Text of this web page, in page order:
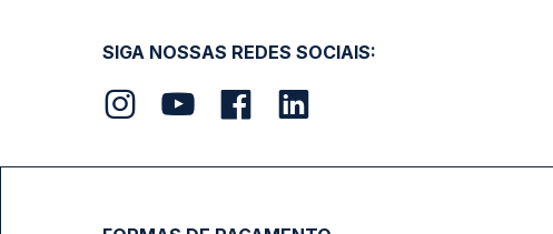
SIGA NOSSAS REDES SOCIAIS: